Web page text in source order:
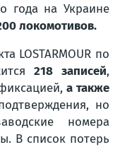
года на Украине
локомотивов.
LOSTARMOUR по
218 записей,
а также
но
номера
В список потерь